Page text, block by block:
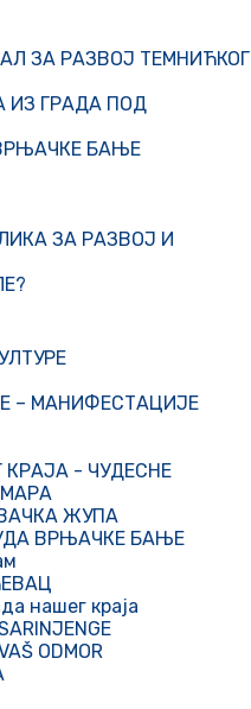
ЗА РАЗВОЈ ТЕМНИЋКОГ
ИЗ ГРАДА ПОД
БАЊЕ
ЗА РАЗВОЈ И
– МАНИФЕСТАЦИЈЕ
КРАЈА - ЧУДЕСНЕ
ЖУПА
ВРЊАЧКЕ БАЊЕ
нашег краја
ODMOR